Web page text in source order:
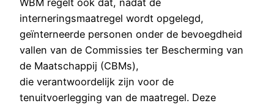
interneringsmaatregel wordt opgelegd,
geïnterneerde personen onder de bevoegdheid
vallen van de Commissies ter Bescherming van
de Maatschappij (CBMs),
die verantwoordelijk zijn voor de
tenuitvoerlegging van de maatregel. Deze